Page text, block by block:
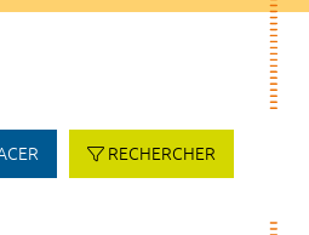
RECHERCHER